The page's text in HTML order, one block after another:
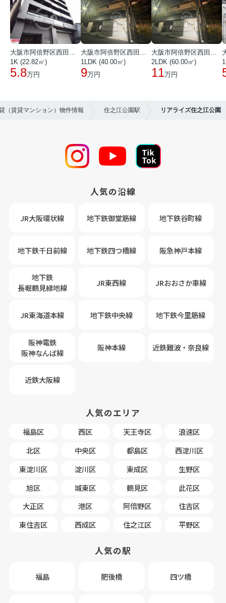
1K (22.82㎡)
5.8万円
1LDK (40.00㎡)
9万円
2LDK (60.00㎡)
11万円
（賃貸マンション）物件情報 住之江公園駅 リアライズ住之江公園
人気の沿線
JR大阪環状線 地下鉄御堂筋線 地下鉄谷町線
地下鉄千日前線 地下鉄四つ橋線 阪急神戸本線
地下鉄
長堀鶴見緑地線
JR東西線 JRおおさか車線
JR東海道本線 地下鉄中央線 地下鉄今里筋線
阪神電鉄
阪神なんば線
阪神本線 近鉄難波・奈良線
近鉄大阪線
人気のエリア
福島区 西区 天王寺区
浪速区
北区
中央区 都島区
西淀川区
東淀川区
淀川区 東成区
生野区
旭区
城東区 鶴見区
此花区
大正区
港区 阿倍野区
住吉区
東住吉区
西成区 住之江区 平野区
人気の駅
福島 肥後橋 四ツ橋